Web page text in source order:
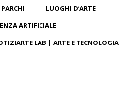
LUOGHI D’ARTE
ARTIFICIALE
LAB | ARTE E TECNOLOGIA